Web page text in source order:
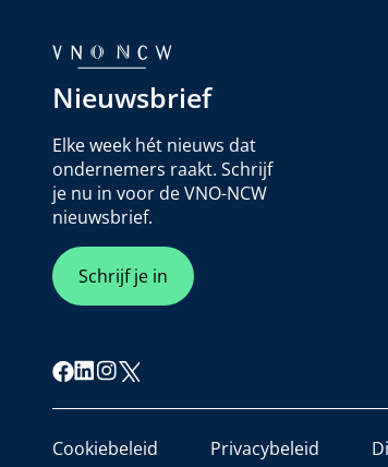
Nieuwsbrief
Elke week hét nieuws dat
ondernemers raakt. Schrijf
je nu in voor de VNO-NCW
nieuwsbrief.
Schrijf je in
Cookiebeleid Privacybeleid